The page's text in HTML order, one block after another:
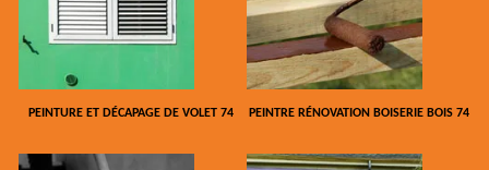
PEINTURE ET DÉCAPAGE DE VOLET 74 PEINTRE RÉNOVATION BOISERIE BOIS 74